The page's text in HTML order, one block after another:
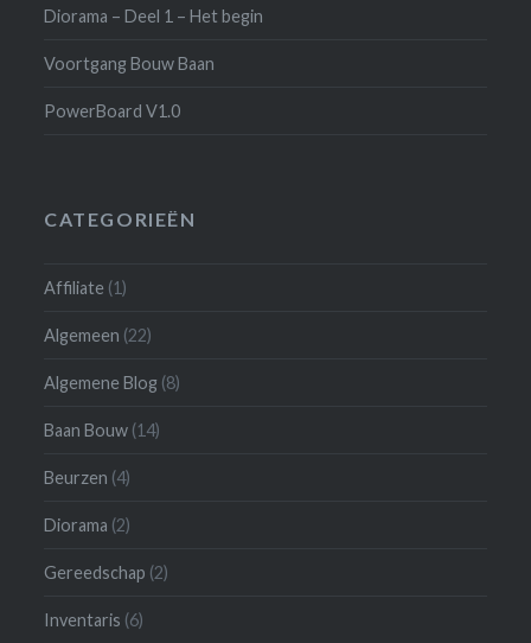
Diorama – Deel 1 – Het begin
Voortgang Bouw Baan
PowerBoard V1.0
CATEGORIEËN
Affiliate (1)
Algemeen (22)
Algemene Blog (8)
Baan Bouw (14)
Beurzen (4)
Diorama (2)
Gereedschap (2)
Inventaris (6)